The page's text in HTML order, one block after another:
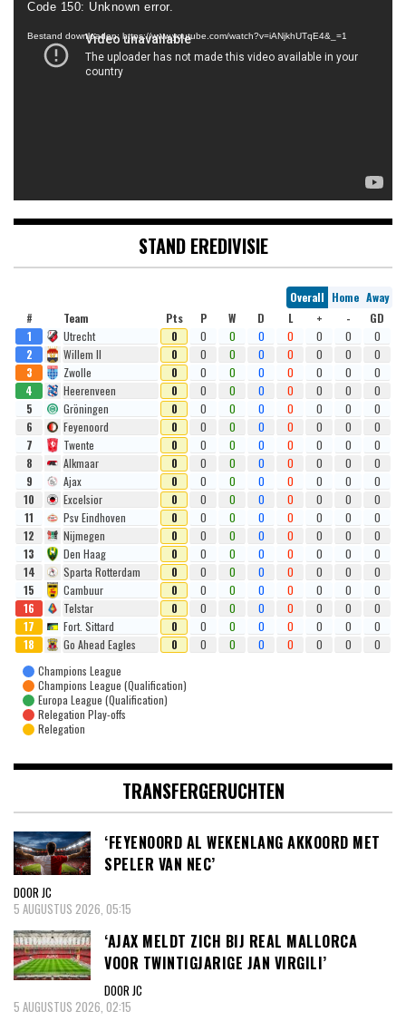
Code 150: Unknown error.
Bestand downloaden: https://www.youtube.com/watch?v=iANjkhUTqE4&_=1
STAND EREDIVISIE
Overall Home Away
#
Team Pts P W D L + -
GD
1
Utrecht 0 0 0 0 0 0 0
0
2
Willem II 0 0 0 0 0 0 0
0
3
Zwolle 0 0 0 0 0 0 0
0
4
Heerenveen 0 0 0 0 0 0 0
0
5
Gröningen 0 0 0 0 0 0 0
0
6
Feyenoord 0 0 0 0 0 0 0
0
7
Twente 0 0 0 0 0 0 0
0
8
Alkmaar 0 0 0 0 0 0 0
0
9
Ajax 0 0 0 0 0 0 0
0
10
Excelsior 0 0 0 0 0 0 0
0
11
Psv Eindhoven 0 0 0 0 0 0 0
0
12
Nijmegen 0 0 0 0 0 0 0
0
13
Den Haag 0 0 0 0 0 0 0
0
14
Sparta Rotterdam 0 0 0 0 0 0 0
0
15
Cambuur 0 0 0 0 0 0 0
0
16
Telstar 0 0 0 0 0 0 0
0
17
Fort. Sittard 0 0 0 0 0 0 0
0
18
Go Ahead Eagles 0 0 0 0 0 0 0
0
Champions League
Champions League (Qualification)
Europa League (Qualification)
Relegation Play-offs
Relegation
TRANSFERGERUCHTEN
‘FEYENOORD AL WEKENLANG AKKOORD MET
SPELER VAN NEC’
DOOR JC
5 AUGUSTUS 2026, 05:15
‘AJAX MELDT ZICH BIJ REAL MALLORCA
VOOR TWINTIGJARIGE JAN VIRGILI’
DOOR JC
5 AUGUSTUS 2026, 02:15